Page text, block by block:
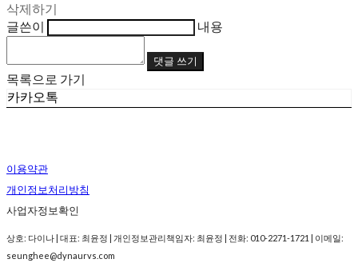
삭제하기
글쓴이
내용
댓글 쓰기
목록으로 가기
카카오톡
이용약관
개인정보처리방침
사업자정보확인
상호: 다이나 | 대표: 최윤정 | 개인정보관리책임자: 최윤정 | 전화: 010-2271-1721 | 이메일:
seunghee@dynaurvs.com